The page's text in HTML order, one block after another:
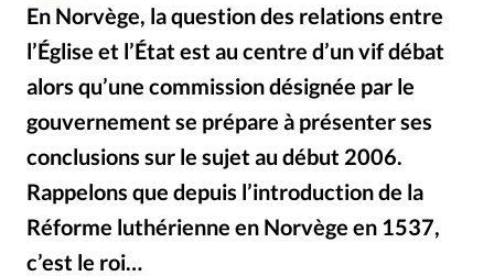
Se connecter
Devise:
RUBRIQUES
Bible Culture
Eglises
Histoire Laicité
Liberté religieuse
Mission
Monde People Politique
Religions
Société
En Norvège, la question des relations entre
l’Église et l’État est au centre d’un vif débat
alors qu’une commission désignée par le
gouvernement se prépare à présenter ses
conclusions sur le sujet au début 2006.
Rappelons que depuis l’introduction de la
Réforme luthérienne en Norvège en 1537,
c’est le roi…